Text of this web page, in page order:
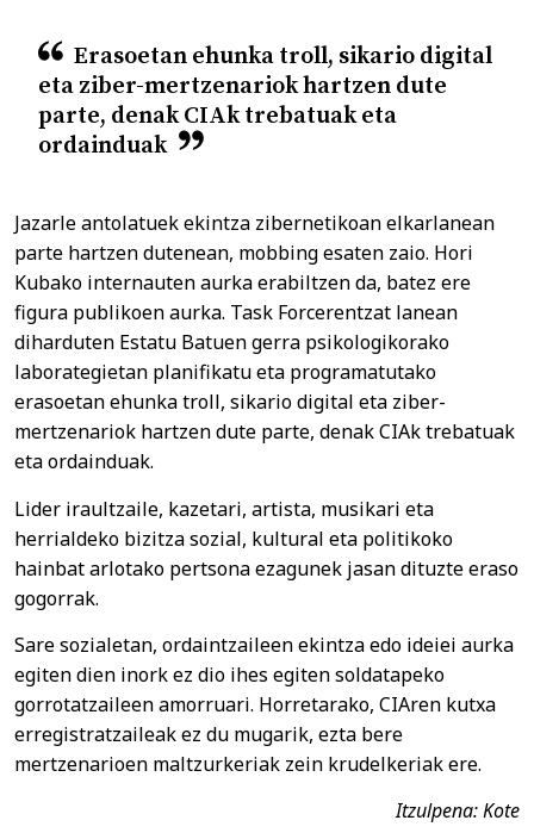
Erasoetan ehunka troll, sikario digital
eta ziber-mertzenariok hartzen dute
parte, denak CIAk trebatuak eta
ordainduak
Jazarle antolatuek ekintza zibernetikoan elkarlanean
parte hartzen dutenean, mobbing esaten zaio. Hori
Kubako internauten aurka erabiltzen da, batez ere
figura publikoen aurka. Task Forcerentzat lanean
diharduten Estatu Batuen gerra psikologikorako
laborategietan planifikatu eta programatutako
erasoetan ehunka troll, sikario digital eta ziber-
mertzenariok hartzen dute parte, denak CIAk trebatuak
eta ordainduak.
Lider iraultzaile, kazetari, artista, musikari eta
herrialdeko bizitza sozial, kultural eta politikoko
hainbat arlotako pertsona ezagunek jasan dituzte eraso
gogorrak.
Sare sozialetan, ordaintzaileen ekintza edo ideiei aurka
egiten dien inork ez dio ihes egiten soldatapeko
gorrotatzaileen amorruari. Horretarako, CIAren kutxa
erregistratzaileak ez du mugarik, ezta bere
mertzenarioen maltzurkeriak zein krudelkeriak ere.
Itzulpena: Kote